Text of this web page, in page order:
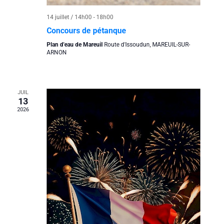
14 juillet / 14h00 - 18h00
Concours de pétanque
Plan d'eau de Mareuil Route d'Issoudun, MAREUIL-SUR-
ARNON
JUIL
13
2026